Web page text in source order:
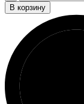
В корзину